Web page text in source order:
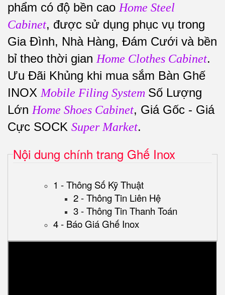
phẩm có độ bền cao Home Steel
Cabinet, được sử dụng phục vụ trong
Gia Đình, Nhà Hàng, Đám Cưới và bền
bỉ theo thời gian Home Clothes Cabinet.
Ưu Đãi Khủng khi mua sắm Bàn Ghế
INOX Mobile Filing System Số Lượng
Lớn Home Shoes Cabinet, Giá Gốc - Giá
Cực SOCK Super Market.
Nội dung chính trang Ghế Inox
1 - Thông Số Kỹ Thuật
2 - Thông Tin Liên Hệ
3 - Thông Tin Thanh Toán
4 - Báo Giá Ghế Inox